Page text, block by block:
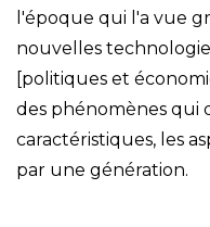
l'époque qui l'a vue
nouvelles
[politiques et
des phénomènes qui
caractéristiques, les
par une génération.